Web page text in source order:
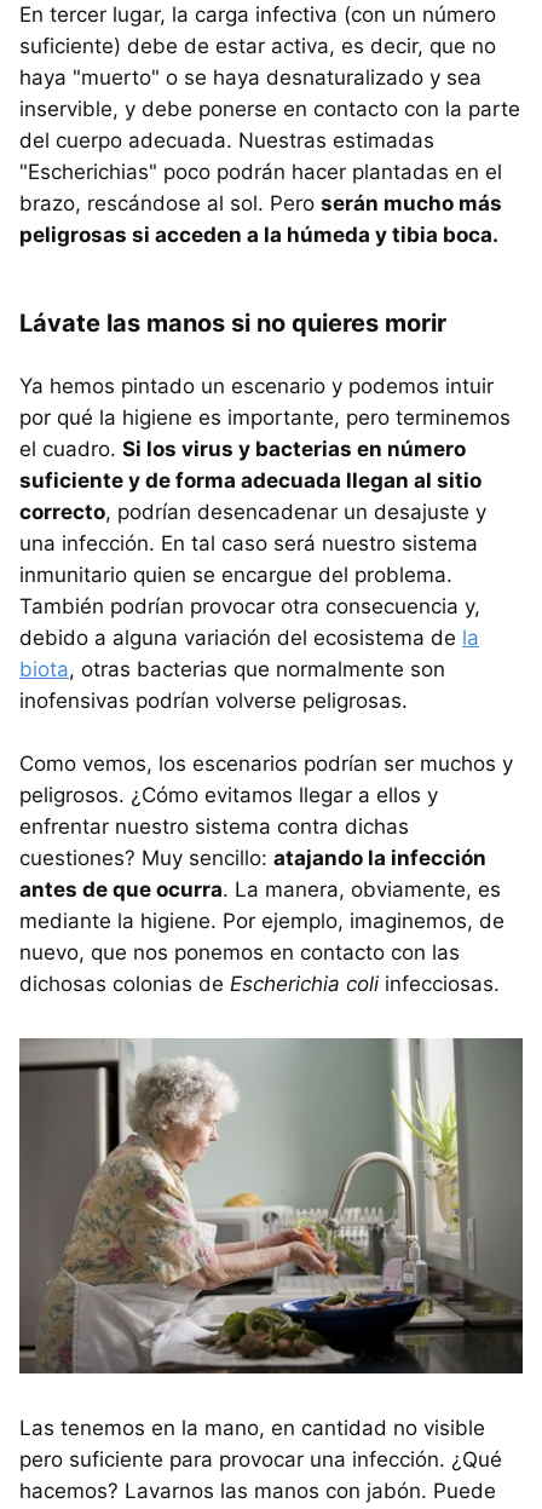
En tercer lugar, la carga infectiva (con un número
suficiente) debe de estar activa, es decir, que no
haya "muerto" o se haya desnaturalizado y sea
inservible, y debe ponerse en contacto con la parte
del cuerpo adecuada. Nuestras estimadas
"Escherichias" poco podrán hacer plantadas en el
brazo, rescándose al sol. Pero serán mucho más
peligrosas si acceden a la húmeda y tibia boca.
Lávate las manos si no quieres morir
Ya hemos pintado un escenario y podemos intuir
por qué la higiene es importante, pero terminemos
el cuadro. Si los virus y bacterias en número
suficiente y de forma adecuada llegan al sitio
correcto, podrían desencadenar un desajuste y
una infección. En tal caso será nuestro sistema
inmunitario quien se encargue del problema.
También podrían provocar otra consecuencia y,
debido a alguna variación del ecosistema de la
biota, otras bacterias que normalmente son
inofensivas podrían volverse peligrosas.
Como vemos, los escenarios podrían ser muchos y
peligrosos. ¿Cómo evitamos llegar a ellos y
enfrentar nuestro sistema contra dichas
cuestiones? Muy sencillo: atajando la infección
antes de que ocurra. La manera, obviamente, es
mediante la higiene. Por ejemplo, imaginemos, de
nuevo, que nos ponemos en contacto con las
dichosas colonias de Escherichia coliinfecciosas.
Las tenemos en la mano, en cantidad no visible
pero suficiente para provocar una infección. ¿Qué
hacemos? Lavarnos las manos con jabón. Puede